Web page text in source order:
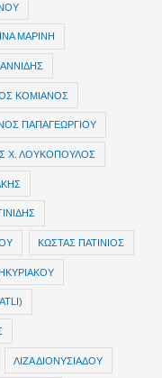
ΜΑΡΙΝΗ
ΚΟΜΙΑΝΟΣ
ΠΑΠΑΓΕΩΡΓΙΟΥ
Χ. ΛΟΥΚΟΠΟΥΛΟΣ
ΚΩΣΤΑΣ ΠΑΤΙΝΙΟΣ
ΛΙΖΑ ΔΙΟΝΥΣΙΑΔΟΥ